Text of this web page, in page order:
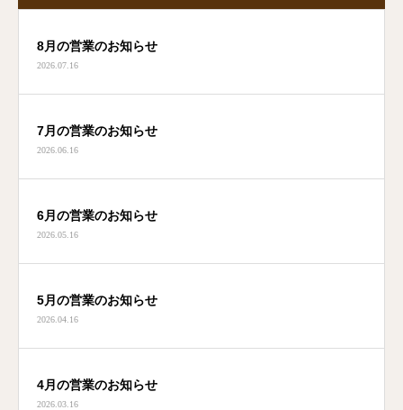
8月の営業のお知らせ
2026.07.16
7月の営業のお知らせ
2026.06.16
6月の営業のお知らせ
2026.05.16
5月の営業のお知らせ
2026.04.16
4月の営業のお知らせ
2026.03.16